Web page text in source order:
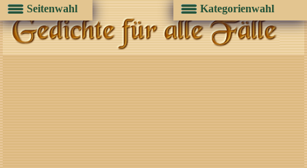
Seitenwahl Kategorienwahl